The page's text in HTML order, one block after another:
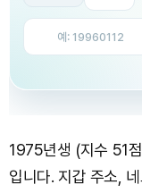
1975년생 (지수 51
입니다. 지갑 주소,